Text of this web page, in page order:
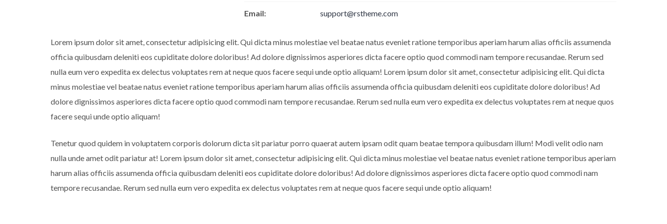
Email: support@rstheme.com
Lorem ipsum dolor sit amet, consectetur adipisicing elit. Qui dicta minus molestiae vel beatae natus eveniet ratione temporibus aperiam harum alias officiis assumenda
officia quibusdam deleniti eos cupiditate dolore doloribus! Ad dolore dignissimos asperiores dicta facere optio quod commodi nam tempore recusandae. Rerum sed
nulla eum vero expedita ex delectus voluptates rem at neque quos facere sequi unde optio aliquam! Lorem ipsum dolor sit amet, consectetur adipisicing elit. Qui dicta
minus molestiae vel beatae natus eveniet ratione temporibus aperiam harum alias officiis assumenda officia quibusdam deleniti eos cupiditate dolore doloribus! Ad
dolore dignissimos asperiores dicta facere optio quod commodi nam tempore recusandae. Rerum sed nulla eum vero expedita ex delectus voluptates rem at neque quos
facere sequi unde optio aliquam!
Tenetur quod quidem in voluptatem corporis dolorum dicta sit pariatur porro quaerat autem ipsam odit quam beatae tempora quibusdam illum! Modi velit odio nam
nulla unde amet odit pariatur at! Lorem ipsum dolor sit amet, consectetur adipisicing elit. Qui dicta minus molestiae vel beatae natus eveniet ratione temporibus aperiam
harum alias officiis assumenda officia quibusdam deleniti eos cupiditate dolore doloribus! Ad dolore dignissimos asperiores dicta facere optio quod commodi nam
tempore recusandae. Rerum sed nulla eum vero expedita ex delectus voluptates rem at neque quos facere sequi unde optio aliquam!